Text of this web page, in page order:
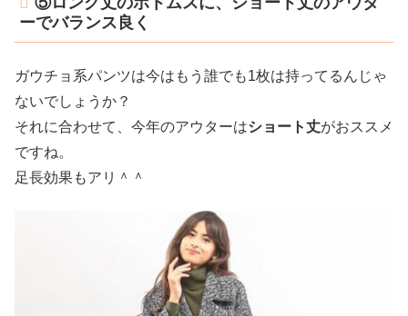
ーでバランス良く
ガウチョ系パンツは今はもう誰でも1枚は持ってるんじゃ
ないでしょうか？
それに合わせて、今年のアウターはショート丈がおススメ
ですね。
足長効果もアリ＾＾